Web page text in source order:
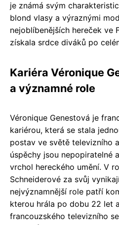
je známá svým
blond vlasy a výraznými
nejoblíbenějších hereček ve
získala srdce diváků po
Kariéra Véronique
a významné role
Véronique Genestová je
kariérou, která se stala
postav ve světě televizního
úspěchy jsou nepopiratelné
vrchol hereckého umění. V
Schneiderové za svůj
nejvýznamnější role patří
kterou hrála po dobu 22 let
francouzského televizního